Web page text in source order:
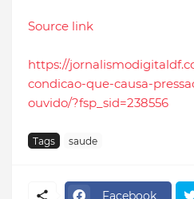
Source link
https://
condicao-que-causa-
ouvido/?fsp_sid=238556
Tags saude
Facebook